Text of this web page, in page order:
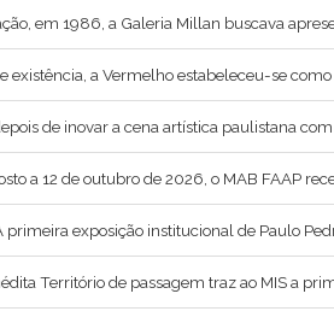
a produção dos artistas contemporâneos que representava e os artistas modernos que influenciaram sua
comerciais dedicados à arte, ao incentivar novas ideias e discursos desenvolvidos por artistas emergentes e já
a ser projetado por um escritório de arquitetura já tendo em vista as necessidades de uma galeria de arte contemporânea –, a Luciana Brito
Formas, exposição internacional realizada pelo Instituto Totex, que reúne mais de 100 obras originais do
apresenta a obra deste artista que se dedicou à representação de cenas de guerras e conflitos sociais, de ritos da umbanda e paisagens
curadoria de Brunno Almeida Maia e direção de arte e expografia de Leandro Leão, a mostra reúne videoartes e séries fotográficas, além